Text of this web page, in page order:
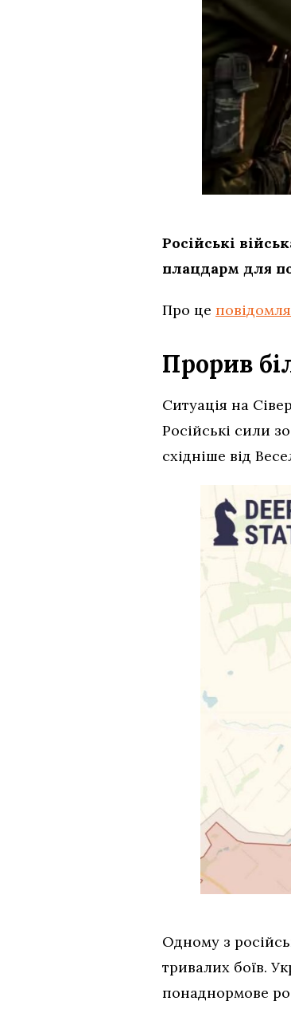
Російські
плацдарм для
Про це
Прорив
Ситуація на
Російські сили
східніше від
Одному з
тривалих боїв.
понаднормове